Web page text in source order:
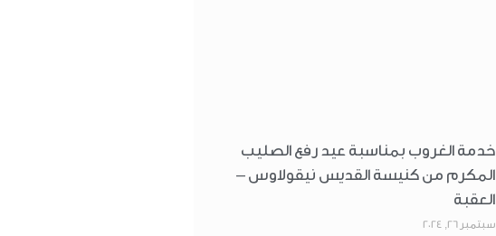
خدمة الغروب بمناسبة عيد رفع الصليب
المكرم من كنيسة القديس نيقولاوس –
العقبة
سبتمبر 26, 2024